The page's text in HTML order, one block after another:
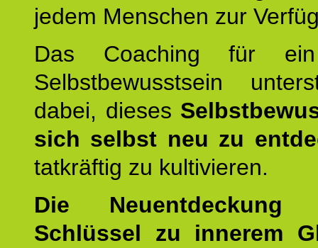
jedem Menschen zur
Das Coaching für
Selbstbewusstsein
dabei, dieses
sich selbst neu zu
tatkräftig zu kultivieren.
Die
Schlüssel zu innerem